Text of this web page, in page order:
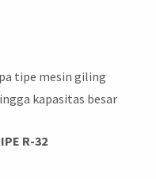
tipe mesin giling
kapasitas besar
R-32